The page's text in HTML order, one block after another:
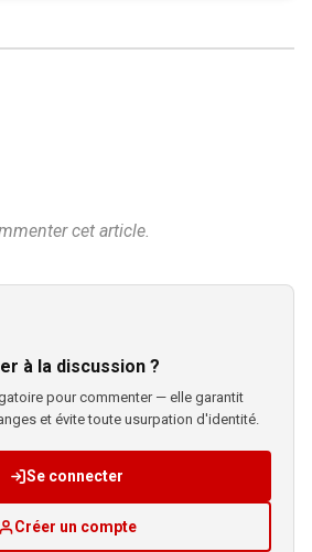
cet article.
à la discussion ?
pour commenter — elle garantit
et évite toute usurpation d'identité.
Se connecter
Créer un compte